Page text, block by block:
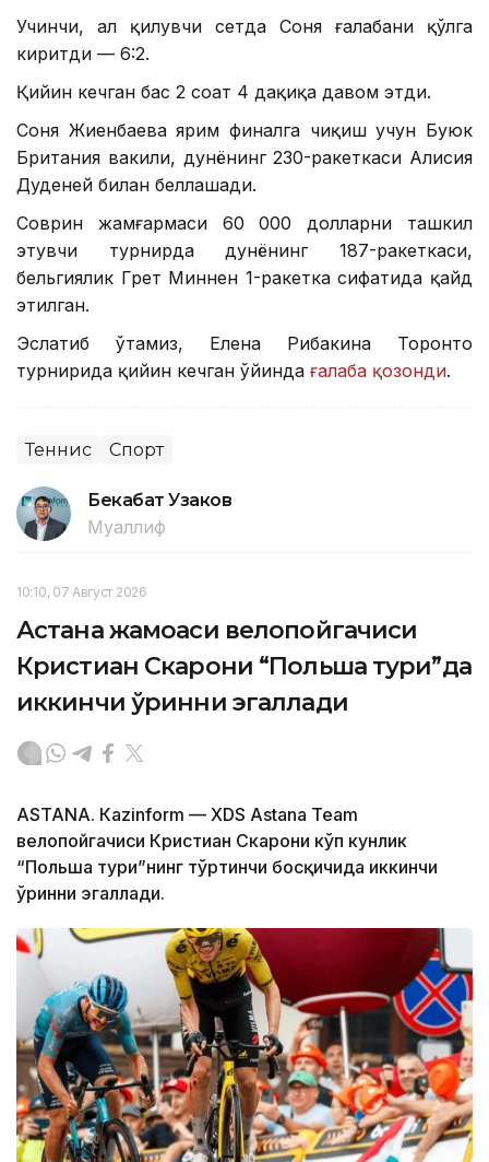
Учинчи, ҳал қилувчи сетда Соня ғалабани қўлга
киритди — 6:2.
Қийин кечган баҳс 2 соат 4 дақиқа давом этди.
Соня Жиенбаева ярим финалга чиқиш учун Буюк
Британия вакили, дунёнинг 230-ракеткаси Алисия
Дуденей билан беллашади.
Соврин жамғармаси 60 000 долларни ташкил
этувчи турнирда дунёнинг 187-ракеткаси,
бельгиялик Грет Миннен 1-ракетка сифатида қайд
этилган.
Эслатиб ўтамиз, Елена Рибакина Торонто
турнирида қийин кечган ўйинда ғалаба қозонди.
Теннис Спорт
Бекабат Узаков
Муаллиф
10:10, 07 Август 2026
Астана жамоаси велопойгачиси
Кристиан Скарони “Польша тури”да
иккинчи ўринни эгаллади
ASTANА. Кazinform — XDS Astana Team
велопойгачиси Кристиан Скарони кўп кунлик
“Польша тури”нинг тўртинчи босқичида иккинчи
ўринни эгаллади.